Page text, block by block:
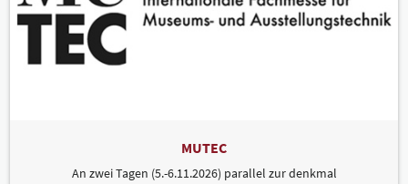
MUTEC
An zwei Tagen (5.-6.11.2026) parallel zur denkmal